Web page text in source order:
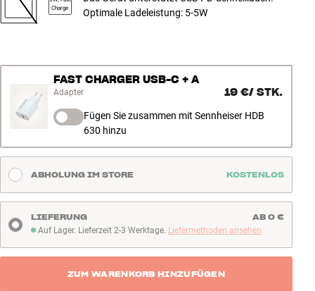
Charge
Optimale Ladeleistung: 5-5W
FAST CHARGER USB-C + A
Adapter 19 €/ STK.
Fügen Sie zusammen mit Sennheiser HDB
630 hinzu
ABHOLUNG IM STORE KOSTENLOS
Auf Lager. Lieferzeit 2-3 Werktage
Auf Lager. Lieferzeit 2-3 Werktage. Liefermethoden ansehen
LIEFERUNG AB 0 €
ZUM WARENKORB HINZUFÜGEN